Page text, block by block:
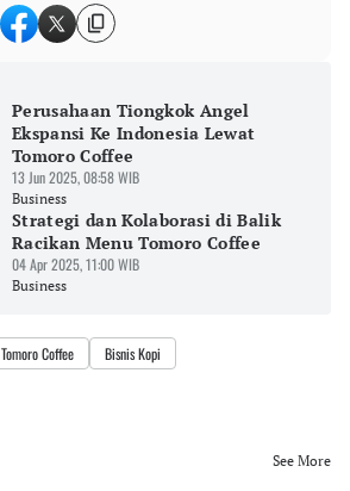
Perusahaan Tiongkok Angel
Ekspansi Ke Indonesia Lewat
Tomoro Coffee
13 Jun 2025, 08:58 WIB
Business
Strategi dan Kolaborasi di Balik
Racikan Menu Tomoro Coffee
04 Apr 2025, 11:00 WIB
Business
Tomoro Coffee Bisnis Kopi
See More